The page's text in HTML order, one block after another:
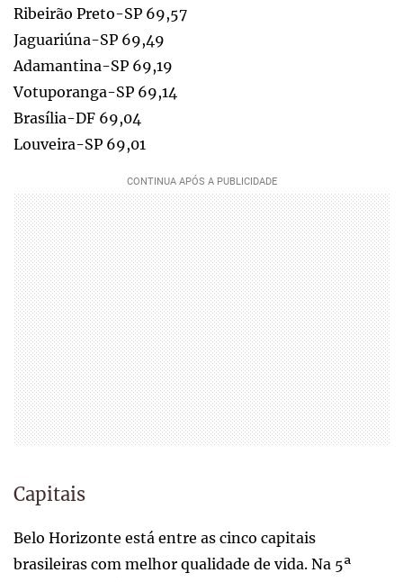
Ribeirão Preto-SP 69,57
Jaguariúna-SP 69,49
Adamantina-SP 69,19
Votuporanga-SP 69,14
Brasília-DF 69,04
Louveira-SP 69,01
Capitais
Belo Horizonte está entre as cinco capitais
brasileiras com melhor qualidade de vida. Na 5ª